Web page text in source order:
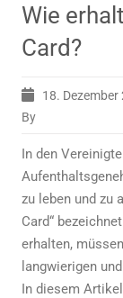
Wie
Card?
18. Dezember
By
In den
zu leben und zu
Card“
erhalten,
langwierigen
In diesem